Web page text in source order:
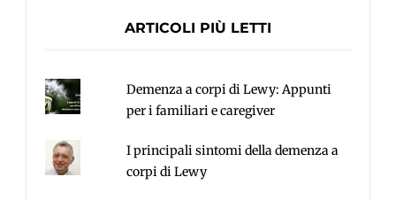
ARTICOLI PIÙ LETTI
Demenza a corpi di Lewy: Appunti
per i familiari e caregiver
I principali sintomi della demenza a
corpi di Lewy